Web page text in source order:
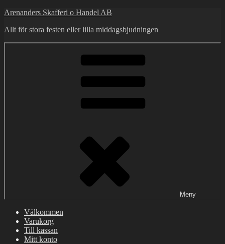
Hoppa
innehåll
Arenanders Skafferi o Handel AB
Allt för stora festen eller lilla middagsbjudningen
Meny
Välkommen
Varukorg
Till kassan
Mitt konto